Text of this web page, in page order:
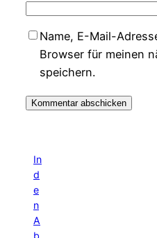
Name, E-Mail-
Browser für meinen
speichern.
In
d
e
n
A
b